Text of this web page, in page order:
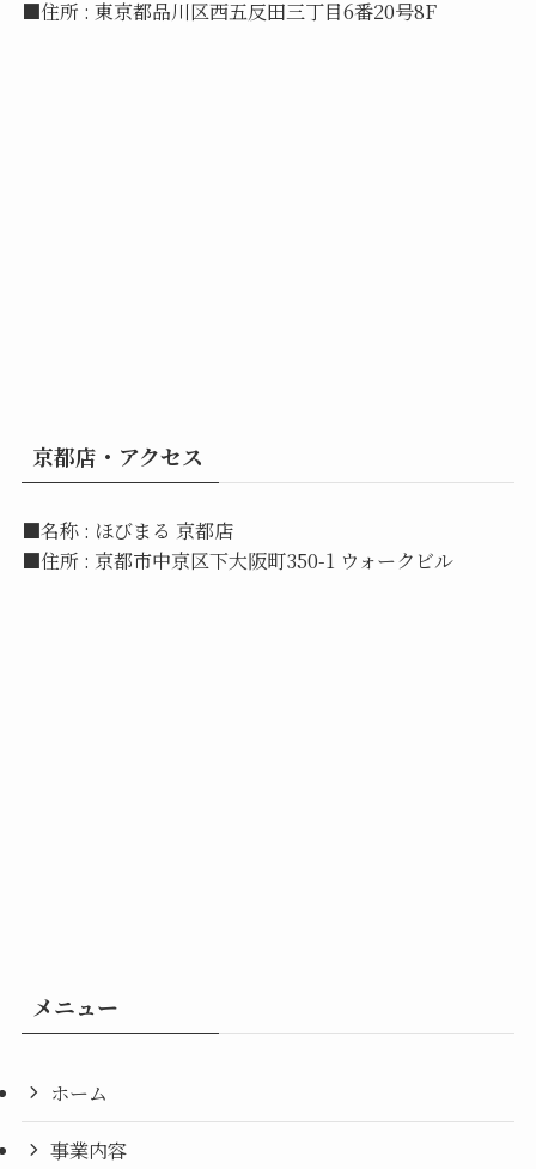
■住所 : 東京都品川区西五反田三丁目6番20号8F
京都店・アクセス
■名称 : ほびまる 京都店
■住所 : 京都市中京区下大阪町350-1 ウォークビル
メニュー
ホーム
事業内容